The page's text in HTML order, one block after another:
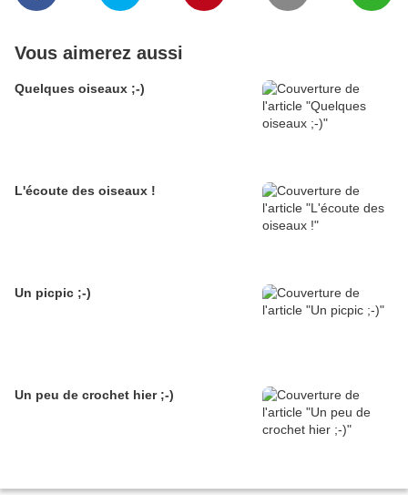
Vous aimerez aussi
Quelques oiseaux ;-)
L'écoute des oiseaux !
Un picpic ;-)
Un peu de crochet hier ;-)